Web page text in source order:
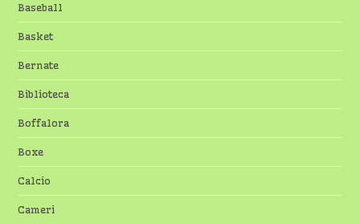
Baseball
Basket
Bernate
Biblioteca
Boffalora
Boxe
Calcio
Cameri